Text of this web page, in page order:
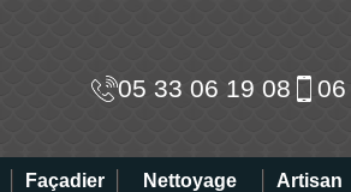
05 33 06 19 08
Façadier
Nettoyage
Artisan